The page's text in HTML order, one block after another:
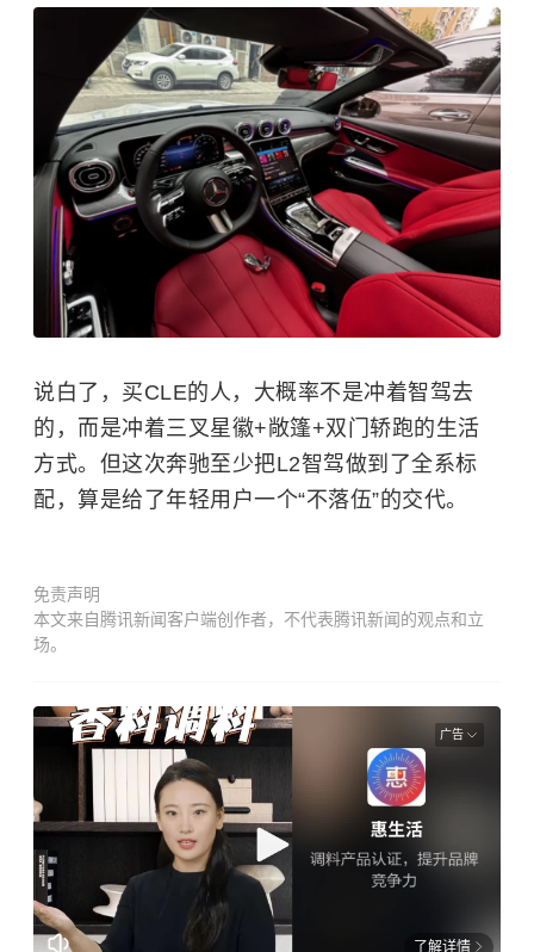
说白了，买CLE的人，大概率不是冲着智驾去
的，而是冲着三叉星徽+敞篷+双门轿跑的生活
方式。但这次奔驰至少把L2智驾做到了全系标
配，算是给了年轻用户一个“不落伍”的交代。
免责声明
本文来自腾讯新闻客户端创作者，不代表腾讯新闻的观点和立
场。
广告
了解详情